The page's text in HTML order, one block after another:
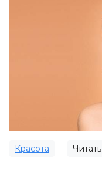
Красота Читать